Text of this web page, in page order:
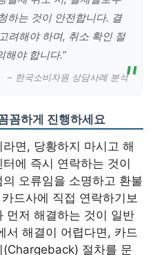
하는 것이 안전합니다. 결
려해야 하며, 취소 확인 절
해야 합니다.”
– 한국소비자원 상담사례 분석
꼼하게 진행하세요
면, 당황하지 마시고 해
에 즉시 연락하는 것이
오류임을 소명하고 환불
드사에 직접 연락하기보
먼저 해결하는 것이 일반
서 해결이 어렵다면, 카드
절차를 문